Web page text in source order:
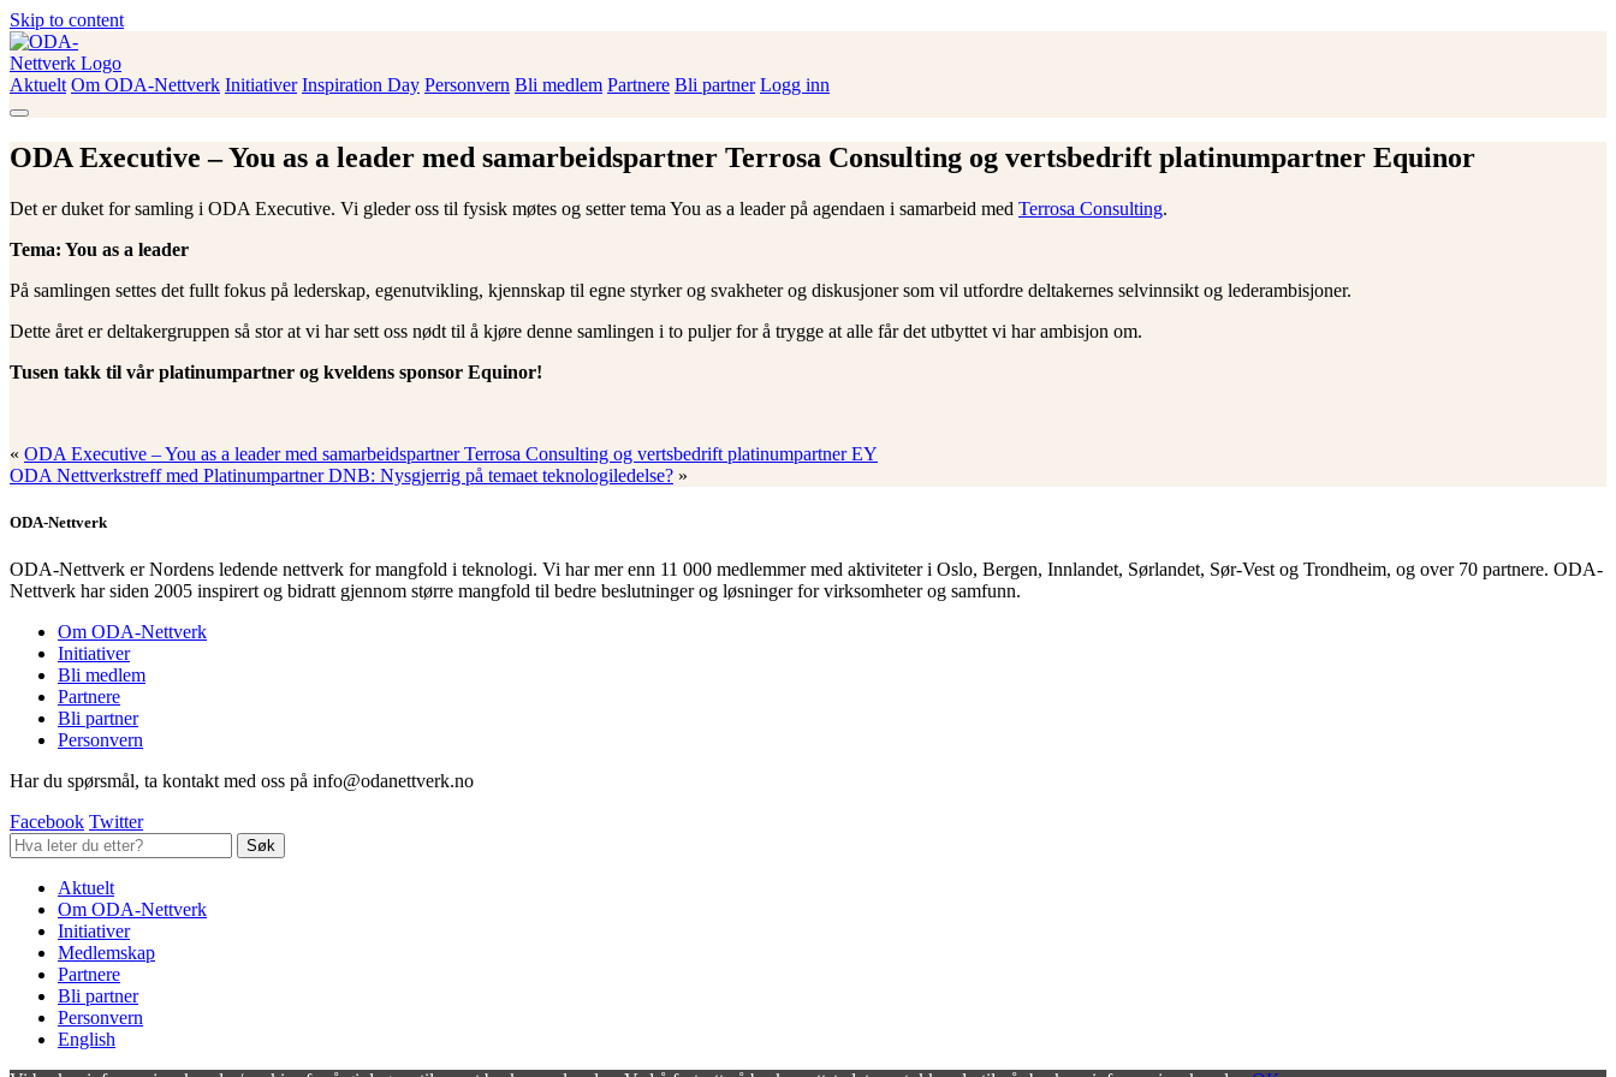
Skip to content
Aktuelt Om ODA-Nettverk Initiativer Inspiration Day Personvern Bli medlem Partnere Bli partner Logg inn
ODA Executive – You as a leader med samarbeidspartner Terrosa Consulting og vertsbedrift platinumpartner Equinor
Det er duket for samling i ODA Executive. Vi gleder oss til fysisk møtes og setter tema You as a leader på agendaen i samarbeid med Terrosa Consulting.
Tema: You as a leader
På samlingen settes det fullt fokus på lederskap, egenutvikling, kjennskap til egne styrker og svakheterog diskusjoner som vil utfordre deltakernes selvinnsikt og lederambisjoner.
Dette året er deltakergruppen så stor at vi har sett oss nødt til å kjøre denne samlingen i to puljer for å trygge at alle får det utbyttet vi har ambisjon om.
Tusen takk til vår platinumpartner og kveldens sponsor Equinor!
« ODA Executive – You as a leader med samarbeidspartner Terrosa Consulting og vertsbedrift platinumpartner EY
ODA Nettverkstreff med Platinumpartner DNB: Nysgjerrig på temaet teknologiledelse? »
ODA-Nettverk
ODA-Nettverk er Nordens ledende nettverk for mangfold i teknologi. Vi har mer enn 11 000 medlemmer med aktiviteter i Oslo, Bergen, Innlandet, Sørlandet, Sør-Vest og Trondheim, og over 70 partnere. ODA-
Nettverk har siden 2005 inspirert og bidratt gjennom større mangfold til bedre beslutninger og løsninger for virksomheter og samfunn.
Om ODA-Nettverk
Initiativer
Bli medlem
Partnere
Bli partner
Personvern
Har du spørsmål, ta kontakt med oss på info@odanettverk.no
Facebook Twitter
Aktuelt
Om ODA-Nettverk
Initiativer
Medlemskap
Partnere
Bli partner
Personvern
English